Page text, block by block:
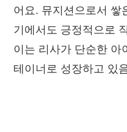
어요. 뮤지션으로서 쌓
기에서도 긍정적으로
이는 리사가 단순한 아
테이너로 성장하고 있